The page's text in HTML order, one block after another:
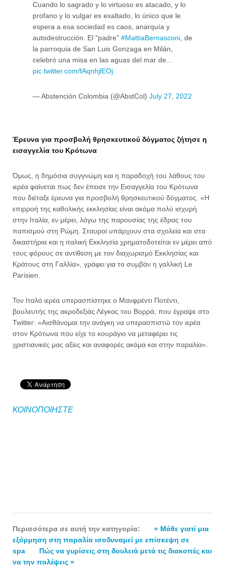
Cuando lo sagrado y lo virtuoso es atacado, y lo
profano y lo vulgar es exaltado, lo único que le
espera a esa sociedad es caos, anarquía y
autodestrucción. El "padre" #MattiaBernasconi, de
la parroquia de San Luis Gonzaga en Milán,
celebró una misa en las aguas del mar de...
pic.twitter.com/fAqnhjlEOj
— Abstención Colombia (@AbstCol) July 27, 2022
Έρευνα για προσβολή θρησκευτικού δόγματος ζήτησε η
εισαγγελία του Κρότωνα
Όμως, η δημόσια συγγνώμη και η παραδοχή του λάθους του
ιερέα φαίνεται πως δεν έπεισε την Εισαγγελία του Κρότωνα
που διέταξε έρευνα για προσβολή θρησκευτικού δόγματος. «Η
επιρροή της καθολικής εκκλησίας είναι ακόμα πολύ ισχυρή
στην Ιταλία, εν μέρει, λόγω της παρουσίας της έδρας του
παπισμού στη Ρώμη. Σταυροί υπάρχουν στα σχολεία και στα
δικαστήρια και η ιταλική Εκκλησία χρηματοδοτείται εν μέρει από
τους φόρους σε αντίθεση με τον διαχωρισμό Εκκλησίας και
Κράτους στη Γαλλία», γράφει για το συμβάν η γαλλική Le
Parisien.
Τον Ιταλό ιερέα υπερασπίστηκε ο Μανφρέντι Ποτέντι,
βουλευτής της ακροδεξιάς Λέγκας του Βορρά, που έγραψε στο
Twitter: «Αισθάνομαι την ανάγκη να υπερασπιστώ τον ιερέα
στον Κρότωνα που είχε το κουράγιο να μεταφέρει τις
χριστιανικές μας αξίες και αναφορές ακόμα και στην παραλία».
ΚΟΙΝΟΠΟΙΗΣΤΕ
Περισσότερα σε αυτή την κατηγορία:
« Μάθε γιατί μια
εξόρμηση στη παραλία ισοδυναμεί με επίσκεψη σε
spa
Πώς να γυρίσεις στη δουλειά μετά τις διακοπές και
να την παλέψεις »